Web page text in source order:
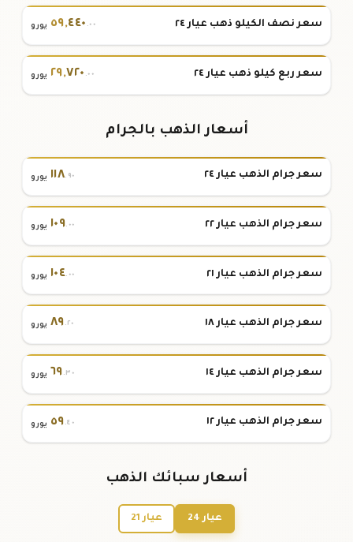
سعر نصف الكيلو ذهب عيار ٢٤ ٥٩,٤٤٠ .٠٠ يورو
سعر ربع كيلو ذهب عيار ٢٤ ٢٩,٧٢٠ .٠٠ يورو
أسعار الذهب بالجرام
سعر جرام الذهب عيار ٢٤ ١١٨.٩٠ يورو
سعر جرام الذهب عيار ٢٢ ١٠٩.٠٠ يورو
سعر جرام الذهب عيار ٢١ ١٠٤.٠٠ يورو
سعر جرام الذهب عيار ١٨ ٨٩.٢٠ يورو
سعر جرام الذهب عيار ١٤ ٦٩.٣٠ يورو
سعر جرام الذهب عيار ١٢ ٥٩.٤٠ يورو
أسعار سبائك الذهب
عيار 24 عيار 21